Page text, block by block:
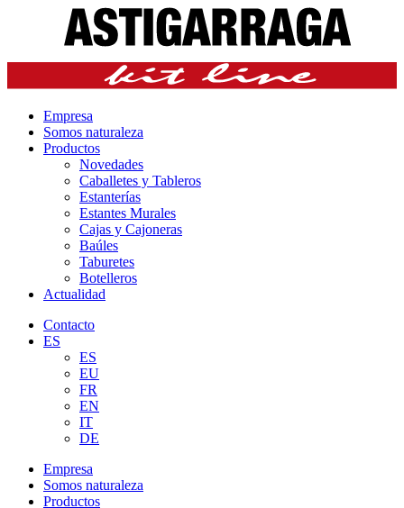
Empresa
Somos naturaleza
Productos
Novedades
Caballetes y Tableros
Estanterías
Estantes Murales
Cajas y Cajoneras
Baúles
Taburetes
Botelleros
Actualidad
Contacto
ES
ES
EU
FR
EN
IT
DE
Empresa
Somos naturaleza
Productos